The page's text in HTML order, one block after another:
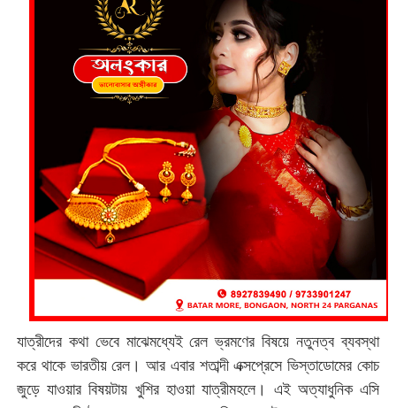
যাত্রীদের কথা ভেবে মাঝেমধ্যেই রেল ভ্রমণের বিষয়ে নতুনত্ব ব্যবস্থা
করে থাকে ভারতীয় রেল। আর এবার শতাব্দী এক্সপ্রেসে ভিস্তাডোমের কোচ
জুড়ে যাওয়ার বিষয়টায় খুশির হাওয়া যাত্রীমহলে। এই অত্যাধুনিক এসি